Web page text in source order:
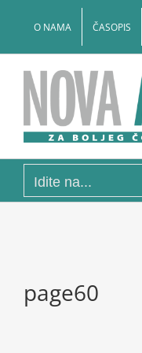
O NAMA ČASOPIS
Idite na...
page60